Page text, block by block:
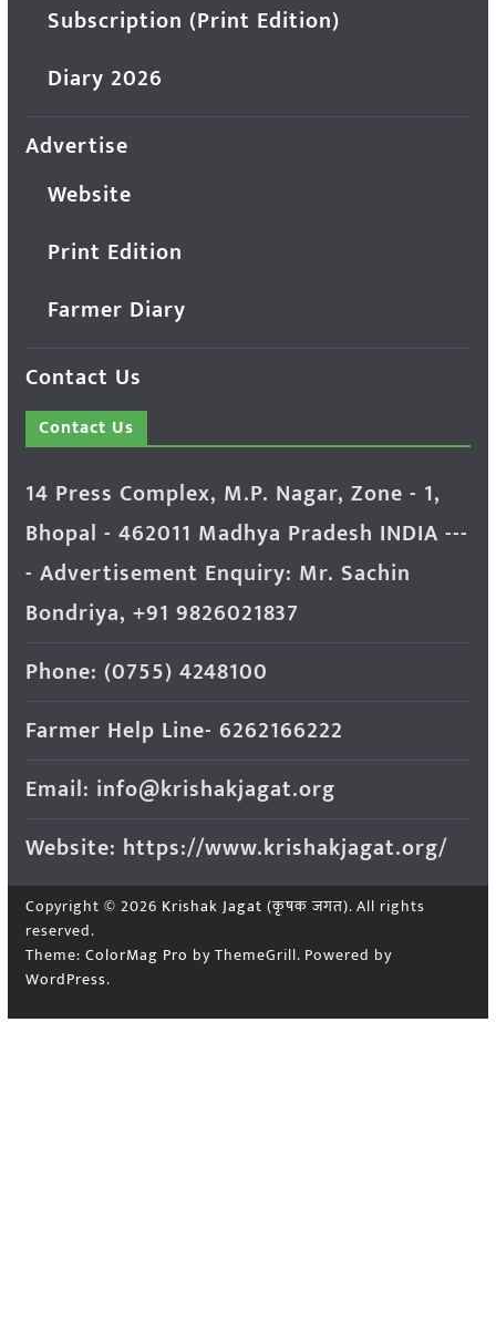
Subscription (Print Edition)
Diary 2026
Advertise
Website
Print Edition
Farmer Diary
Contact Us
Contact Us
14 Press Complex, M.P. Nagar, Zone - 1,
Bhopal - 462011 Madhya Pradesh INDIA ---
- Advertisement Enquiry: Mr. Sachin
Bondriya, +91 9826021837
Phone: (0755) 4248100
Farmer Help Line- 6262166222
Email: info@krishakjagat.org
Website: https://www.krishakjagat.org/
Copyright © 2026 Krishak Jagat (कृषक जगत). All rights
reserved.
Theme: ColorMag Pro by ThemeGrill. Powered by
WordPress.